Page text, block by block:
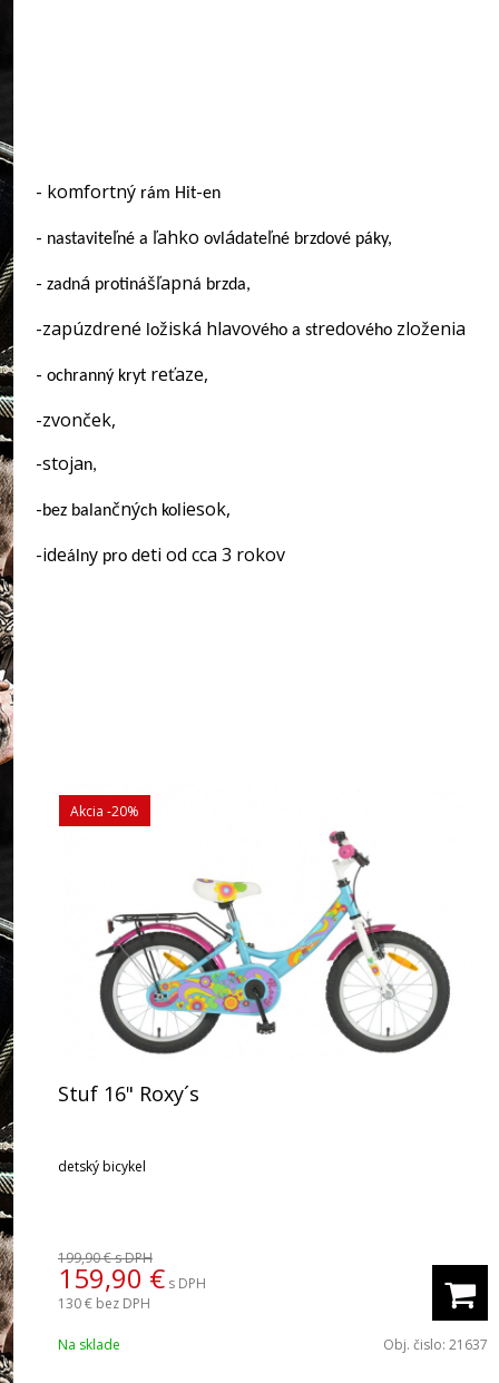
- komfortný rám Hit-en
- nastaviteľné a ľahko ovl ádateľné brzdové páky,
- zadná protinášľapná brzda,
-zapúzdrené ložiská hlavového a stredového zloženia
- ochranný kryt reťaze,
-zvonček,
-stojan,
-bez balančných kol iesok,
-ideálny pro deti od cca 3 rokov
Akcia -20%
Stuf 16" Roxy´s
detský bicykel
199,90 €s DPH
159,90 € s DPH
130 € bez DPH
Na sklade Obj. čislo: 21637